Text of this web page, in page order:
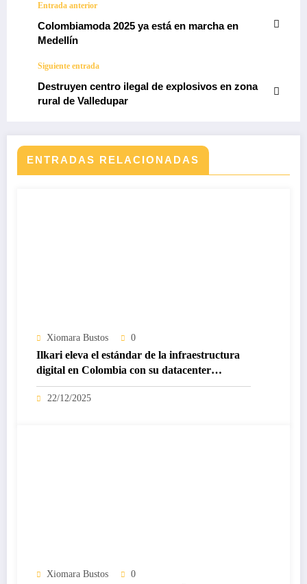
Entrada anterior
Colombiamoda 2025 ya está en marcha en
Medellín
Siguiente entrada
Destruyen centro ilegal de explosivos en zona
rural de Valledupar
ENTRADAS RELACIONADAS
Xiomara Bustos 0
Ilkari eleva el estándar de la infraestructura
digital en Colombia con su datacenter
certificado Nivel IV de ICREA
22/12/2025
Xiomara Bustos 0